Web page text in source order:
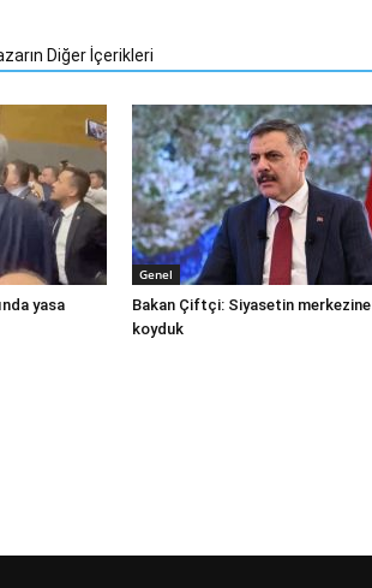
Diğer İçerikleri
yasa
Genel
Bakan Çiftçi: Siyasetin merkezine
koyduk